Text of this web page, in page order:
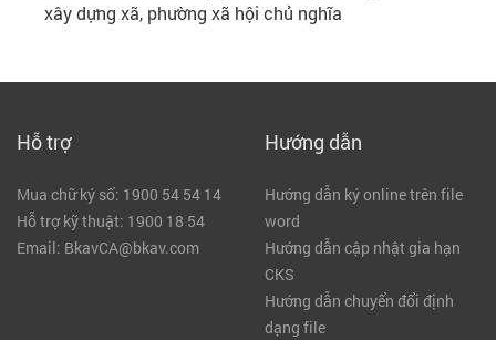
xây dựng xã, phường xã hội chủ nghĩa
Hỗ trợ
Mua chữ ký số: 1900 54 54 14
Hỗ trợ kỹ thuật: 1900 18 54
Email: BkavCA@bkav.com
Hướng dẫn
Hướng dẫn ký online trên file
word
Hướng dẫn cập nhật gia hạn
CKS
Hướng dẫn chuyển đổi định
dạng file